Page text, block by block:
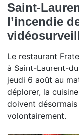
Saint-
l’incendie
Le restaurant
à Saint-Laurent-
jeudi 6 août au
déplorer, la
doivent
volontairement.